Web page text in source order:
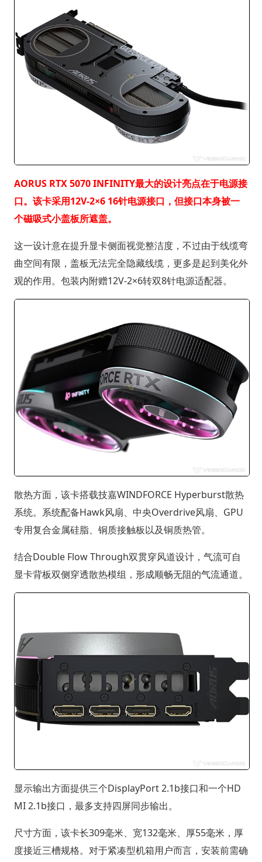
AORUS RTX 5070 INFINITY最大的设计亮点在于电源接
口。该卡采用12V-2×6 16针电源接口，但接口本身被一
个磁吸式小盖板所遮盖。
这一设计意在提升显卡侧面视觉整洁度，不过由于线缆弯
曲空间有限，盖板无法完全隐藏线缆，更多是起到美化外
观的作用。包装内附赠12V-2×6转双8针电源适配器。
散热方面，该卡搭载技嘉WINDFORCE Hyperburst散热
系统。系统配备Hawk风扇、中央Overdrive风扇、GPU
专用复合金属硅脂、铜质接触板以及铜质热管。
结合Double Flow Through双贯穿风道设计，气流可自
显卡背板双侧穿透散热模组，形成顺畅无阻的气流通道。
显示输出方面提供三个DisplayPort 2.1b接口和一个HD
MI 2.1b接口，最多支持四屏同步输出。
尺寸方面，该卡长309毫米、宽132毫米、厚55毫米，厚
度接近三槽规格。对于紧凑型机箱用户而言，安装前需确